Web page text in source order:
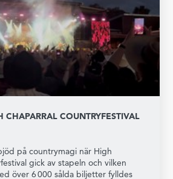
CHAPARRAL COUNTRYFESTIVAL
på countrymagi när High
gick av stapeln och vilken
över 6 000 sålda biljetter fylldes